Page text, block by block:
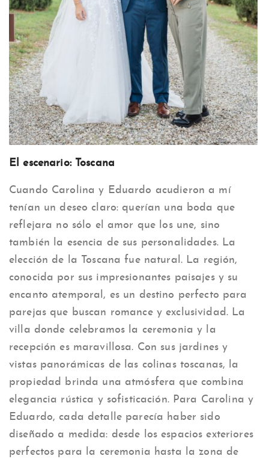
El escenario: Toscana
Cuando Carolina y Eduardo acudieron a mí
tenían un deseo claro: querían una boda que
reflejara no sólo el amor que los une, sino
también la esencia de sus personalidades. La
elección de la Toscana fue natural. La región,
conocida por sus impresionantes paisajes y su
encanto atemporal, es un destino perfecto para
parejas que buscan romance y exclusividad. La
villa donde celebramos la ceremonia y la
recepción es maravillosa. Con sus jardines y
vistas panorámicas de las colinas toscanas, la
propiedad brinda una atmósfera que combina
elegancia rústica y sofisticación. Para Carolina y
Eduardo, cada detalle parecía haber sido
diseñado a medida: desde los espacios exteriores
perfectos para la ceremonia hasta la zona de